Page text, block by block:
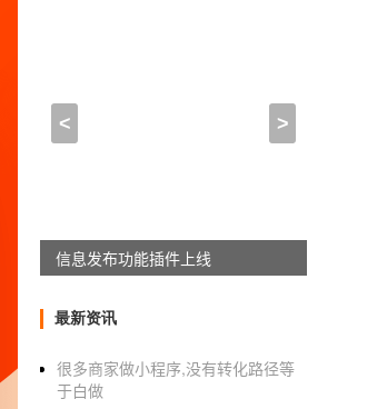
2021-04-03 09:30:00
APP开发公司提供一站式商城类APP解决方案
数不多时间推送到客户手中，精准营销，占
统：商品展示体系、会员支付体系、其他辅
后台发布商品信息、新品信息可直接推送给
< >
APPWORKON上线
最新资讯
很多商家做小程序,没有转化路径等
于白做